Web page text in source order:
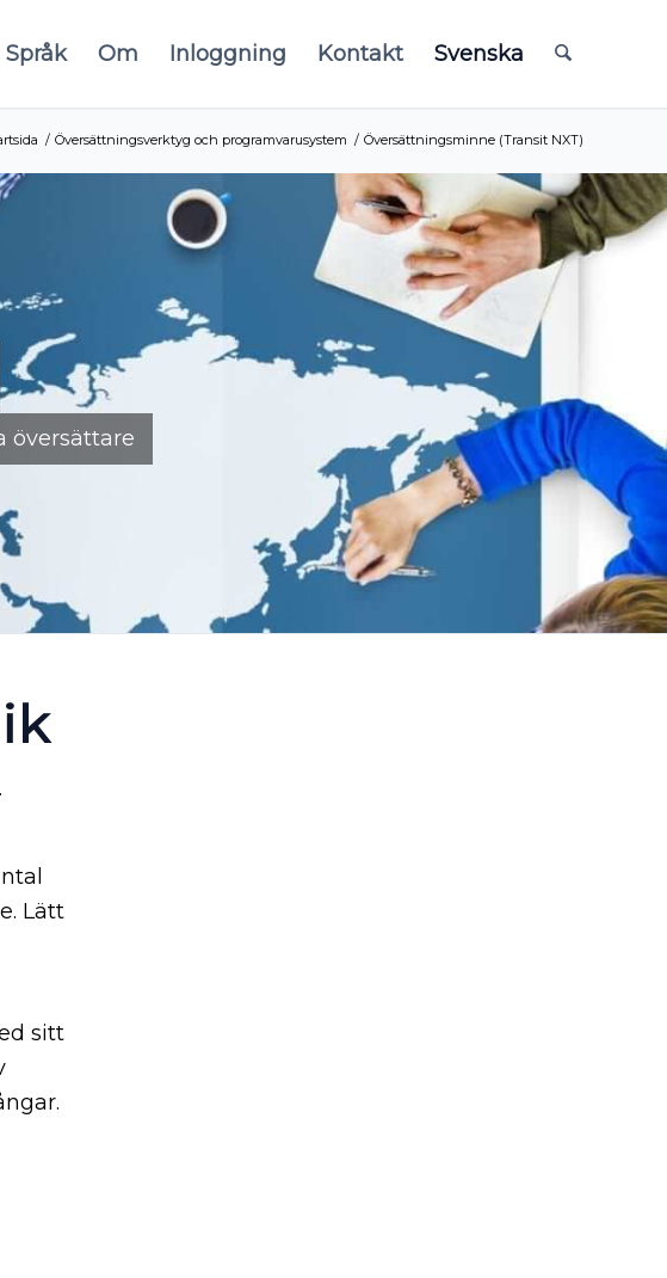
Språk Om Inloggning Kontakt Svenska
/ Översättningsverktyg och programvarusystem / Översättningsminne (Transit NXT)
översättare
.
Lätt
sitt